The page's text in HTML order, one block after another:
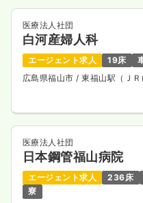
医療法人社団
白河産婦人科
エージェント求人 19床
広島県福山市/ 東福山駅（Ｊ
医療法人社団
日本鋼管福山病院
エージェント求人 236床
寮